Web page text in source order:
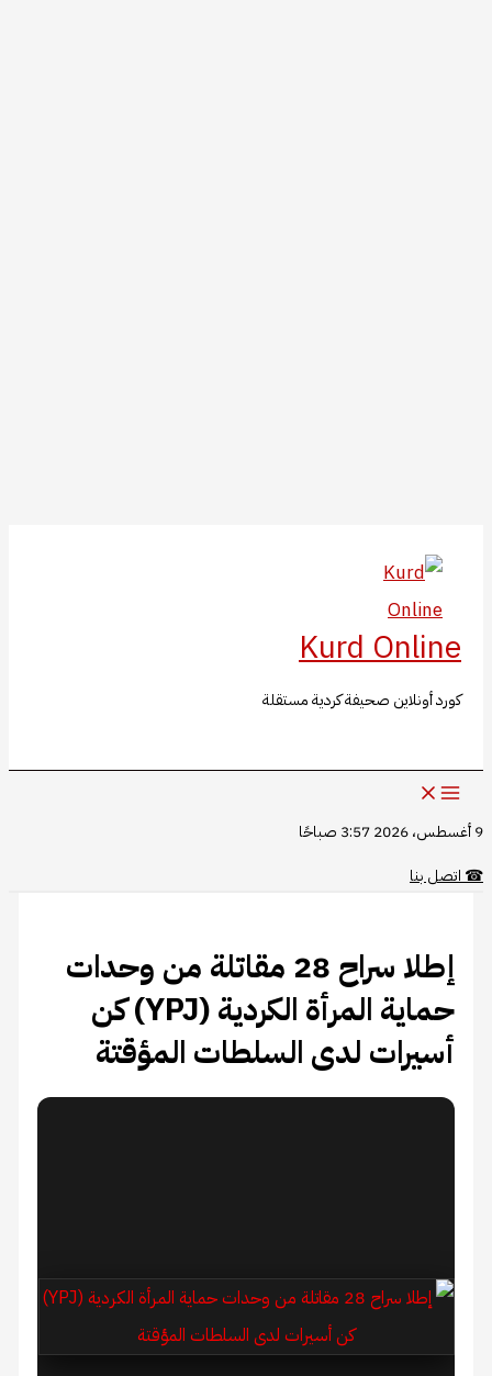
المحتوى
Kurd Online
كورد أونلاين صحيفة كردية مستقلة
9 أغسطس، 2026 3:57 صباحًا
☎اتصل بنا
إطلا سراح 28 مقاتلة من وحدات
حماية المرأة الكردية (YPJ) كن
أسيرات لدى السلطات المؤقتة